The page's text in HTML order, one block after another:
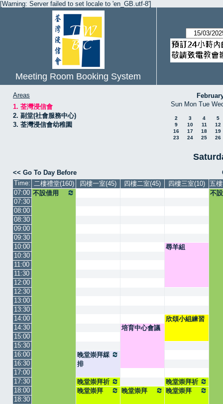
[Warning: Server failed to set locale to 'en_GB.utf-8']
Meeting Room Booking System
Areas
1. 荃灣浸信會
2. 副堂(社會服務中心)
3. 荃灣浸信會幼稚園
Sun Mon Tue
2 3 4
5
9
10 11
12
16
17 18
19
23
24 25 26
<< Go To Day Before
Time: 二樓禮堂(160) 四樓一室(45) 四樓二室(45) 四樓三室(10) 五
07:00 不設借用
不
07:30
08:00
08:30
09:00
09:30
10:00
尋羊組
10:30
11:00
11:30
12:00
12:30
13:00
13:30
14:00
欣頌小組練習
14:30
培育中心會議
15:00
15:30
16:00
晚堂崇拜綵
排
16:30
17:00
17:30
晚堂崇拜祈
禱會
晚堂崇拜祈
禱會
18:00 晚堂崇拜 晚堂崇拜
晚堂崇拜
18:30